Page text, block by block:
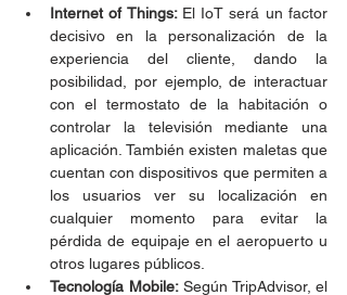
Internet of Things: El IoT será un factor
decisivo en la personalización de la
experiencia del cliente, dando la
posibilidad, por ejemplo, de interactuar
con el termostato de la habitación o
controlar la televisión mediante una
aplicación. También existen maletas que
cuentan con dispositivos que permiten a
los usuarios ver su localización en
cualquier momento para evitar la
pérdida de equipaje en el aeropuerto u
otros lugares públicos.
Tecnología Mobile: Según TripAdvisor, el